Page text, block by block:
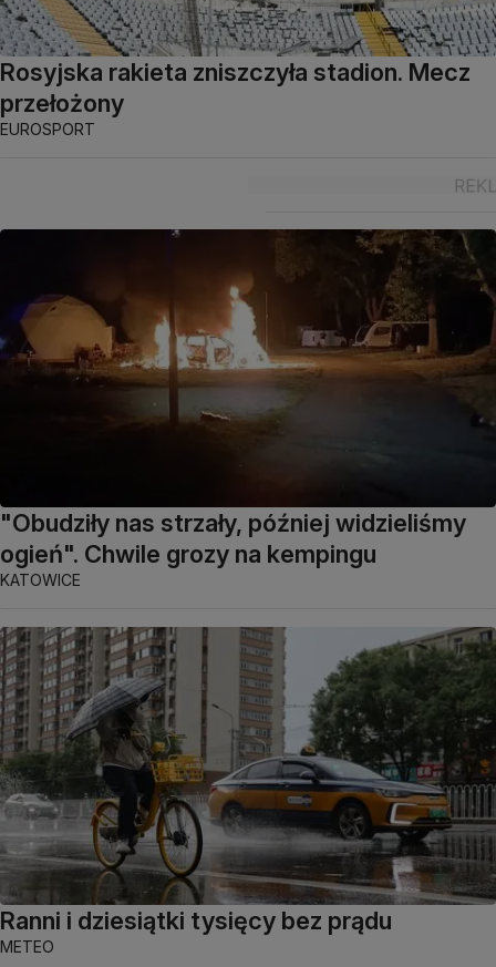
Rosyjska rakieta zniszczyła stadion. Mecz
przełożony
EUROSPORT
"Obudziły nas strzały, później widzieliśmy
ogień". Chwile grozy na kempingu
KATOWICE
Ranni i dziesiątki tysięcy bez prądu
METEO